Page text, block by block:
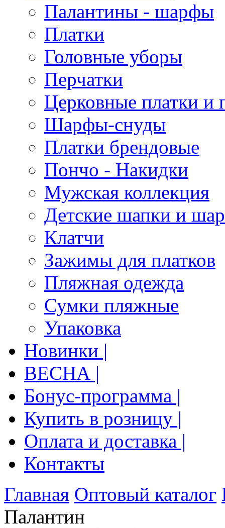
Палантины - шарфы
Платки
Головные уборы
Перчатки
Церковные платки и
Шарфы-снуды
Платки брендовые
Пончо - Накидки
Мужская коллекция
Детские шапки и
Клатчи
Зажимы для платков
Пляжная одежда
Сумки пляжные
Упаковка
Новинки |
ВЕСНА |
Бонус-программа |
Купить в розницу |
Оплата и доставка |
Контакты
Главная Оптовый каталог
Палантин